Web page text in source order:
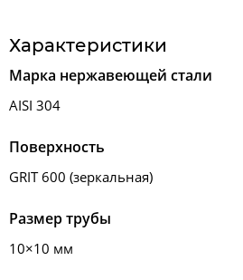
Характеристики
Марка нержавеющей стали
AISI 304
Поверхность
GRIT 600 (зеркальная)
Размер трубы
10×10 мм